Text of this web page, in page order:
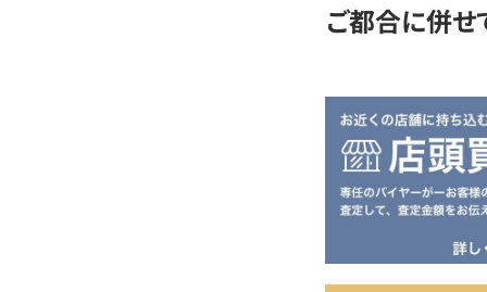
ご都合に併せ